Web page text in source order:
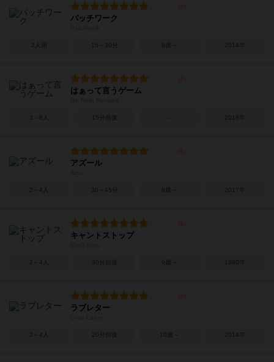
パッチワーク
2人用 15～30分 8歳～ 2014年
はぁって言うゲーム
3～8人 15分前後 2018年
アズール
2～4人 30～45分 8歳～ 2017年
キャントストップ
2～4人 30分前後 9歳～ 1980年
ラブレター
2～4人 20分前後 10歳～ 2014年